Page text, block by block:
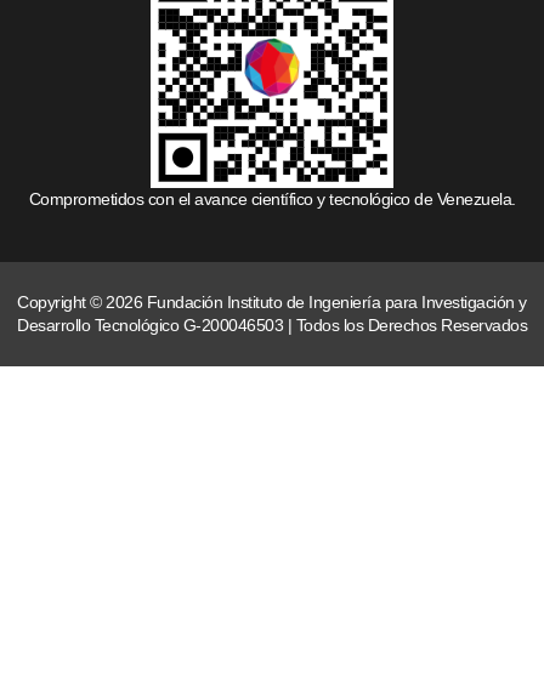
Comprometidos con el avance científico y tecnológico de Venezuela.
Copyright © 2026 Fundación Instituto de Ingeniería para Investigación y
Desarrollo Tecnológico G-200046503 | Todos los Derechos Reservados